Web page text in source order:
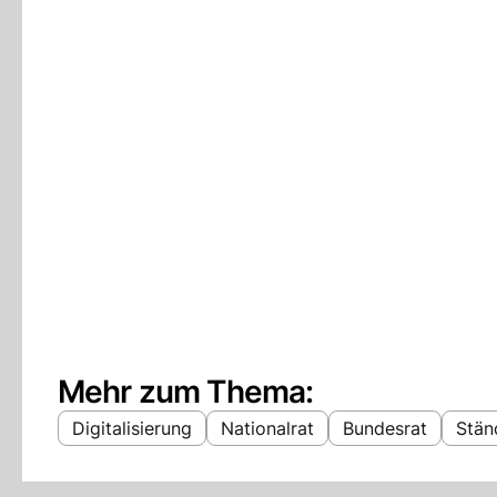
Mehr zum Thema:
Digitalisierung Nationalrat Bundesrat